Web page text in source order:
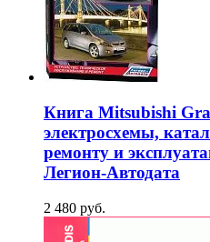
Книга Mitsubishi
электросхемы,
ремонту и
Легион-Aвтодата
2 480 руб.